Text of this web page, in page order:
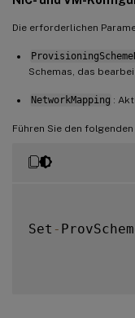
Die erforderlichen
Schemas, das
NetworkMapping :
Führen Sie den
Set -